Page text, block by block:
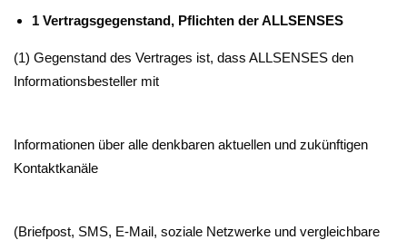
1 Vertragsgegenstand, Pflichten der ALLSENSES
(1) Gegenstand des Vertrages ist, dass ALLSENSES den
Informationsbesteller mit
Informationen über alle denkbaren aktuellen und zukünftigen
Kontaktkanäle
(Briefpost, SMS, E-Mail, soziale Netzwerke und vergleichbare